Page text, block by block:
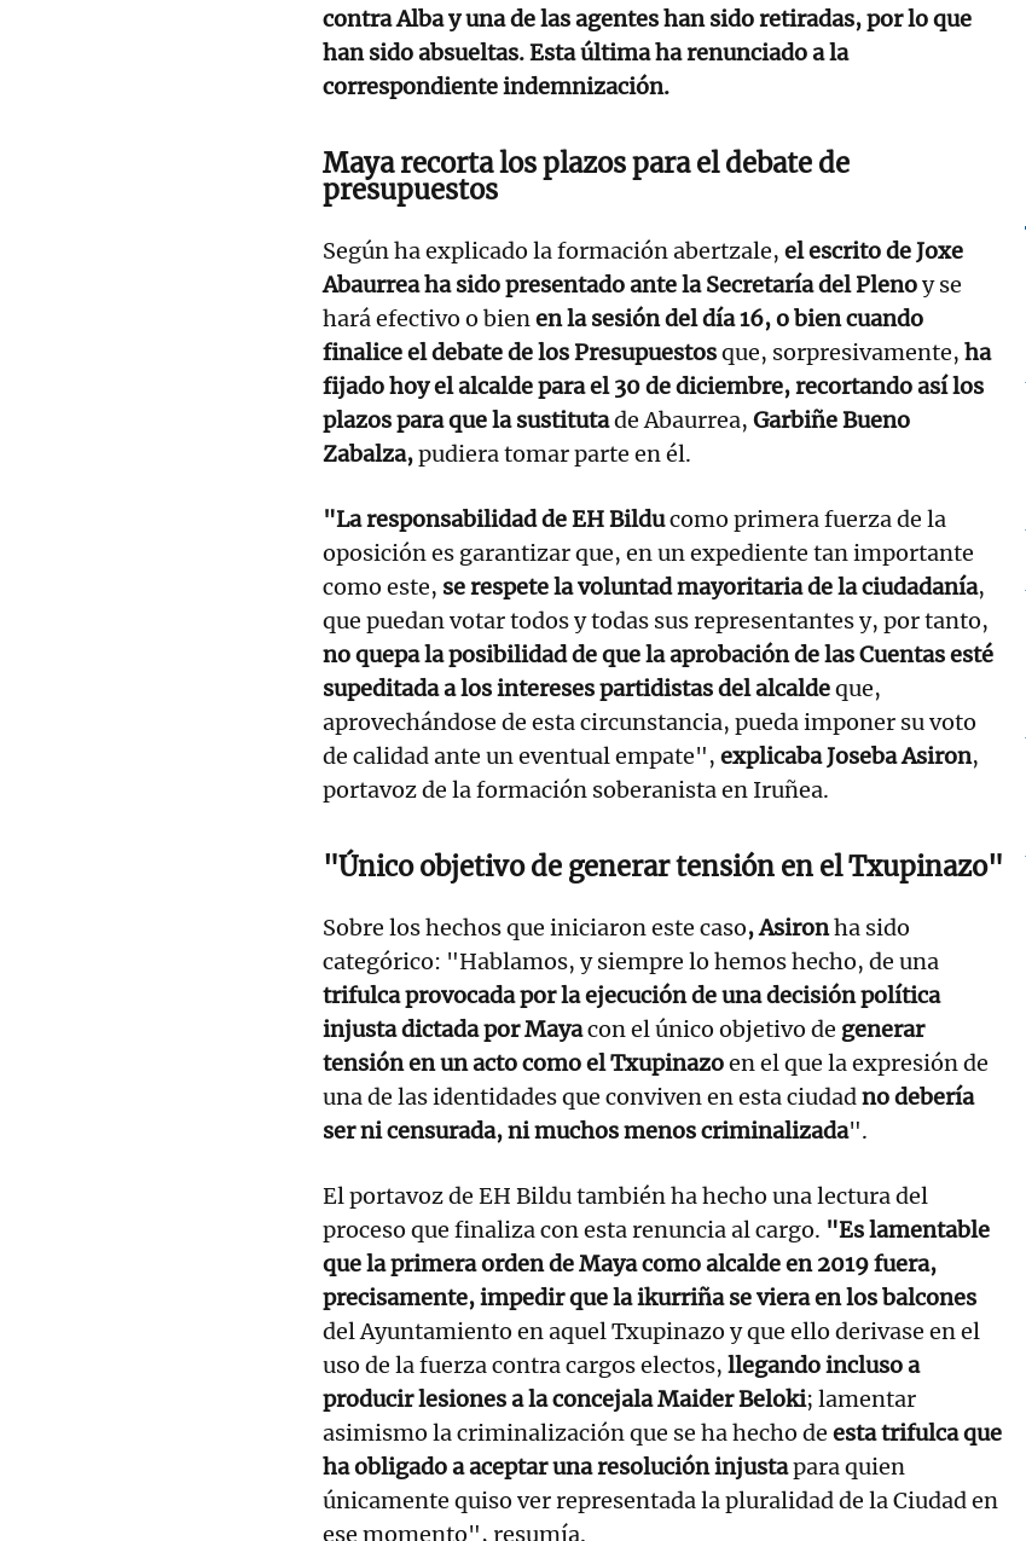
contra Alba y una de las agentes han sido retiradas, por lo que
han sido absueltas. Esta última ha renunciado a la
correspondiente indemnización.
Maya recorta los plazos para el debate de
presupuestos
Según ha explicado la formación abertzale, el escrito de Joxe
Abaurrea ha sido presentado ante la Secretaría del Plenoy se
hará efectivo o bienen la sesión del día 16, o bien cuando
finalice el debate de los Presupuestosque, sorpresivamente, ha
fijado hoy el alcalde para el 30 de diciembre, recortando así los
plazos para que la sustitutade Abaurrea, Garbiñe Bueno
Zabalza,pudiera tomar parte en él.
"La responsabilidad de EH Bilducomo primera fuerza de la
oposición es garantizar que, en un expediente tan importante
como este, se respete la voluntad mayoritaria de la ciudadanía,
que puedan votar todos y todas sus representantes y, por tanto,
no quepa la posibilidad de que la aprobación de las Cuentas esté
supeditada a los intereses partidistas del alcaldeque,
aprovechándose de esta circunstancia, pueda imponer su voto
de calidad ante un eventual empate", explicaba Joseba Asiron,
portavoz de la formación soberanista en Iruñea.
"Único objetivo de generar tensión en el Txupinazo"
Sobre los hechos que iniciaron este caso, Asironha sido
categórico: "Hablamos, y siempre lo hemos hecho, de una
trifulca provocada por la ejecución de una decisión política
injusta dictada por Mayacon el único objetivo de generar
tensión en un acto como el Txupinazoen el que la expresión de
una de las identidades que conviven en esta ciudadno debería
ser ni censurada, ni muchos menos criminalizada".
El portavoz de EH Bildu también ha hecho una lectura del
proceso que finaliza con esta renuncia al cargo. "Es lamentable
que la primera orden de Maya como alcalde en 2019 fuera,
precisamente, impedir que la ikurriña se viera en los balcones
del Ayuntamiento en aquel Txupinazo y que ello derivase en el
uso de la fuerza contra cargos electos, llegando incluso a
producir lesiones a la concejala Maider Beloki; lamentar
asimismo la criminalización que se ha hecho de esta trifulca que
ha obligado a aceptar una resolución injustapara quien
únicamente quiso ver representada la pluralidad de la Ciudad en
ese momento", resumía.